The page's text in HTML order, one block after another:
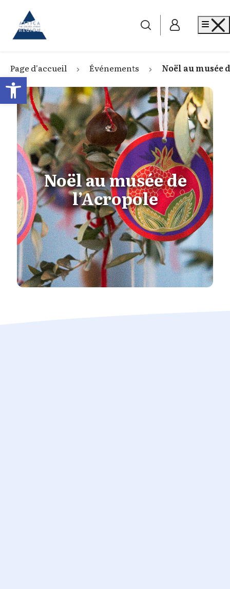
Open toolbar
Go to home
Page d'accueil Événements Noël au musée
Noël au musée de
l’Acropole